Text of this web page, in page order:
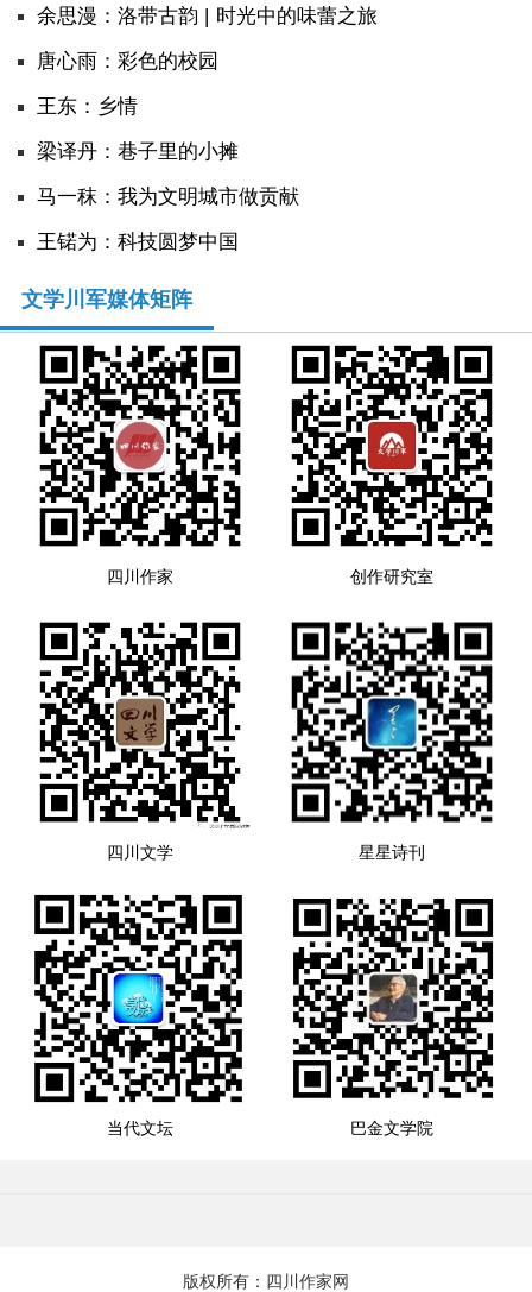
余思漫：洛带古韵 | 时光中的味蕾之旅
唐心雨：彩色的校园
王东：乡情
​梁译丹：巷子里的小摊
马一秣：我为文明城市做贡献
王锘为：科技圆梦中国
文学川军媒体矩阵
四川作家 创作研究室
四川文学 星星诗刊
当代文坛 巴金文学院
版权所有：四川作家网